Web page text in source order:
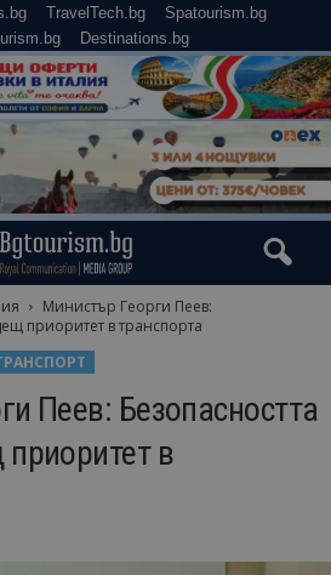
TravelTech.bg
Spatourism.bg
Destinations.bg
Министър Георги Пеев:
приоритет в транспорта
Пеев: Безопасността
в